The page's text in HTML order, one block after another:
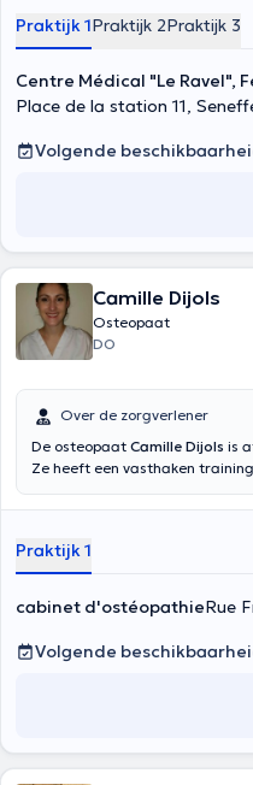
Praktijk 1Praktijk 2Praktijk 3
Centre Médical "Le Ravel",
Place de la station 11,
Volgende
Camille Dijols
Osteopaat
DO
Over de zorgverlener
De osteopaat Camille Dijols is
Ze heeft een vasthaken
perinatale osteopathie
wederzijds respect patiënt-
benoeming niet geannuleerd
rekening gebracht (zonder
uw begrip. Onder licentie van
google translate
Praktijk 1
cabinet d'ostéopathieRue
Volgende